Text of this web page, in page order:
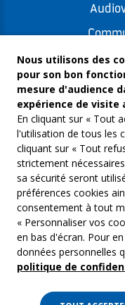
Nous utilisons des
pour son bon
mesure d'audience
expérience de visite
En cliquant sur « Tout
l'utilisation de tous les
cliquant sur « Tout
strictement
sa sécurité seront
préférences cookies
consentement à tout
« Personnaliser vos
en bas d'écran. Pour
données personnelles
politique de